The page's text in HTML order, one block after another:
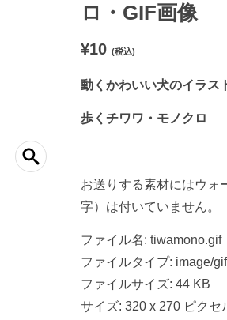
ロ・GIF画像
¥10 (税込)
動くかわいい犬のイラス
歩くチワワ・モノクロ
お送りする素材にはウォ
字）は付いていません。
ファイル名: tiwamono.gif
ファイルタイプ: image/gif
ファイルサイズ: 44 KB
サイズ: 320 x 270 ピクセ